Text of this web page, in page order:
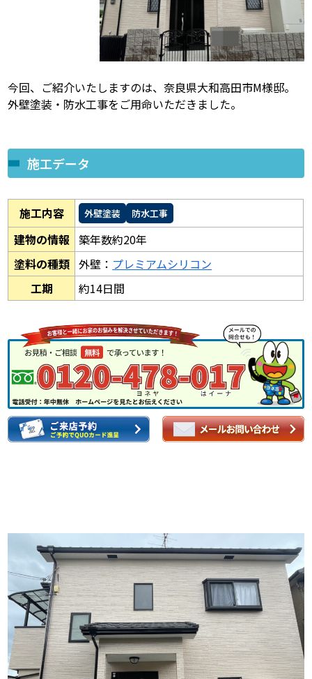
見積もりシミュレーション
今回、ご紹介いたしますのは、奈良県大和高田市M様邸。
外壁塗装・防水工事をご用命いただきました。
施工データ
施工内容 外壁塗装 防水工事
建物の情報 築年数約20年
塗料の種類 外壁： プレミアムシリコン
工期
約14日間